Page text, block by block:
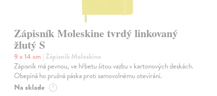
Zápisník Moleskine tvrdý linkovaný
žlutý S
9 x 14 cm | Zápisník Moleskine
Zápisník má pevnou, ve hřbetu šitou vazbu v kartonových deskách.
Obepíná ho pružná páska proti samovolnému otevírání.
Na sklade ?